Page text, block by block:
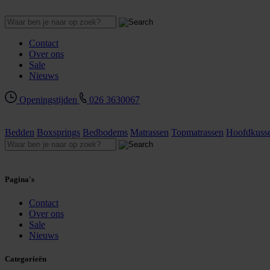
Contact
Over ons
Sale
Nieuws
Openingstijden 026 3630067
Bedden Boxsprings Bedbodems Matrassen Topmatrassen
Pagina's
Contact
Over ons
Sale
Nieuws
Categorieën